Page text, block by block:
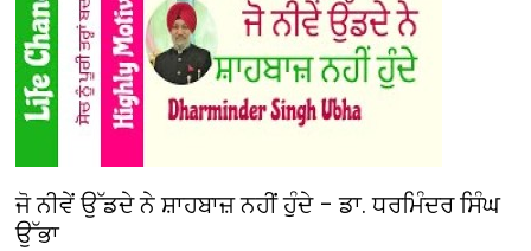
ਜੋ ਨੀਵੇਂ ਉੱਡਦੇ ਨੇ ਸ਼ਾਹਬਾਜ਼ ਨਹੀਂ ਹੁੰਦੇ – ਡਾ. ਧਰਮਿੰਦਰ ਸਿੰਘ
ਉੱਭਾ